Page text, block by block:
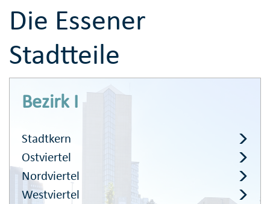
Die Essener
Stadtteile
Bezirk I
Stadtkern
Ostviertel
Nordviertel
Westviertel